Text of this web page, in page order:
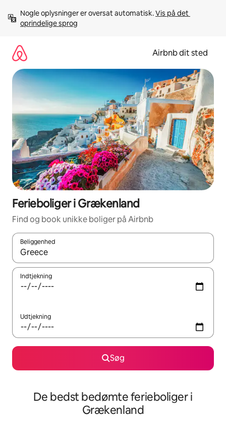
videre
Nogle oplysninger er oversat automatisk. Vis på det
oprindelige sprog
Airbnb dit sted
Ferieboliger i Grækenland
Find og book unikke boliger på Airbnb
Beliggenhed
Når resultaterne er tilgængelige, skal du navigere med
Indtjekning
Udtjekning
Søg
De bedst bedømte ferieboliger i
Grækenland